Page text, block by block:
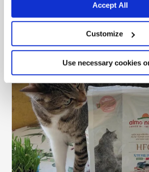
Accept All
Customize
Use necessary cookies